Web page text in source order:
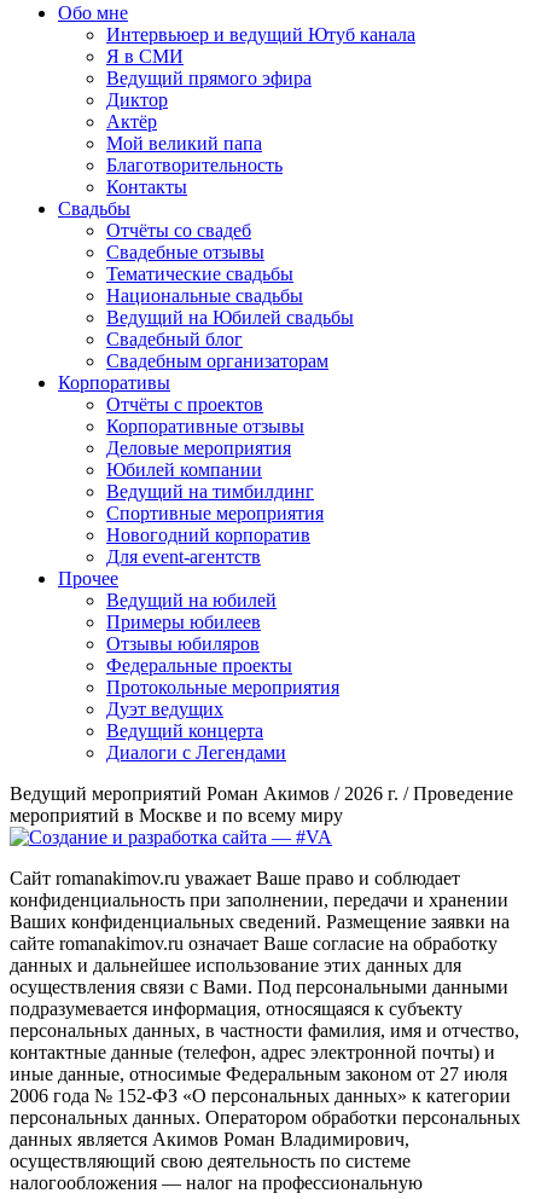
Обо мне
Интервьюер и ведущий Ютуб канала
Я в СМИ
Ведущий прямого эфира
Диктор
Актёр
Мой великий папа
Благотворительность
Контакты
Свадьбы
Отчёты со свадеб
Свадебные отзывы
Тематические свадьбы
Национальные свадьбы
Ведущий на Юбилей свадьбы
Свадебный блог
Свадебным организаторам
Корпоративы
Отчёты с проектов
Корпоративные отзывы
Деловые мероприятия
Юбилей компании
Ведущий на тимбилдинг
Спортивные мероприятия
Новогодний корпоратив
Для event-агентств
Прочее
Ведущий на юбилей
Примеры юбилеев
Отзывы юбиляров
Федеральные проекты
Протокольные мероприятия
Дуэт ведущих
Ведущий концерта
Диалоги с Легендами
Ведущий мероприятий Роман Акимов / 2026 г. / Проведение
мероприятий в Москве и по всему миру
Сайт romanakimov.ru уважает Ваше право и соблюдает
конфиденциальность при заполнении, передачи и хранении
Ваших конфиденциальных сведений. Размещение заявки на
сайте romanakimov.ru означает Ваше согласие на обработку
данных и дальнейшее использование этих данных для
осуществления связи с Вами. Под персональными данными
подразумевается информация, относящаяся к субъекту
персональных данных, в частности фамилия, имя и отчество,
контактные данные (телефон, адрес электронной почты) и
иные данные, относимые Федеральным законом от 27 июля
2006 года № 152-ФЗ «О персональных данных» к категории
персональных данных. Оператором обработки персональных
данных является Акимов Роман Владимирович,
осуществляющий свою деятельность по системе
налогообложения — налог на профессиональную